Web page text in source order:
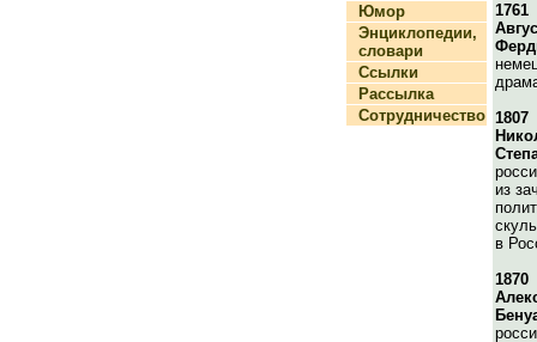
Юмор
Энциклопедии,
словари
Ссылки
Рассылка
Сотрудничество
1761
1807
из
в
1870